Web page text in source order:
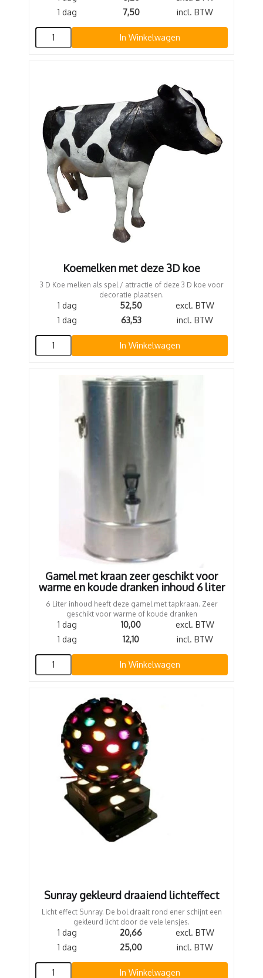
1 dag
7,50 incl. BTW
In Winkelwagen
Koemelken met deze 3D koe
3 D Koe melken als spel / attractie of deze 3 D koe voor
decoratie plaatsen.
1 dag 52,50
excl. BTW
1 dag
63,53 incl. BTW
In Winkelwagen
Gamel met kraan zeer geschikt voor
warme en koude dranken inhoud 6 liter
6 Liter inhoud heeft deze gamel met tapkraan. Zeer
geschikt voor warme of koude dranken
1 dag 10,00
excl. BTW
1 dag
12,10 incl. BTW
In Winkelwagen
Sunray gekleurd draaiend lichteffect
Licht effect Sunray. De bol draait rond ener schijnt een
gekleurd licht door de vele lensjes.
1 dag 20,66
excl. BTW
1 dag
25,00 incl. BTW
In Winkelwagen